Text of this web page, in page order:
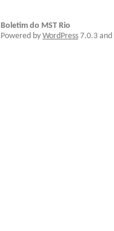
Boletim do MST Rio
Powered by WordPress 7.0.3 and